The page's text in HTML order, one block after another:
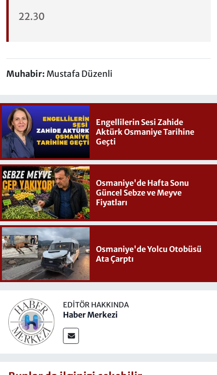
22.30
Muhabir: Mustafa Düzenli
Engellilerin Sesi Zahide
Aktürk Osmaniye Tarihine
Geçti
Osmaniye'de Hafta Sonu
Güncel Sebze ve Meyve
Fiyatları
Osmaniye'de Yolcu Otobüsü
Ata Çarptı
EDITÖR HAKKINDA
Haber Merkezi